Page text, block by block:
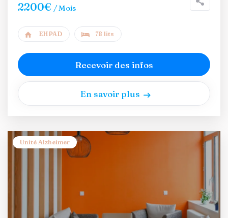
2200€ / Mois
EHPAD 78 lits
Recevoir des infos
En savoir plus
Unité Alzheimer